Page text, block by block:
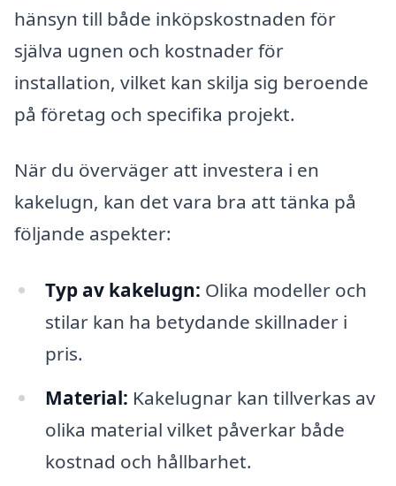
hänsyn till både inköpskostnaden för
själva ugnen och kostnader för
installation, vilket kan skilja sig beroende
på företag och specifika projekt.
När du överväger att investera i en
kakelugn, kan det vara bra att tänka på
följande aspekter:
Typ av kakelugn: Olika modeller och
stilar kan ha betydande skillnader i
pris.
Material: Kakelugnar kan tillverkas av
olika material vilket påverkar både
kostnad och hållbarhet.